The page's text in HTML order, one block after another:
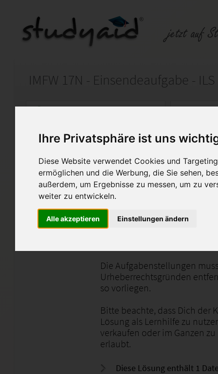
Ihre Privatsphäre ist uns
Diese Website verwendet Cookies und
ermöglichen und die Werbung, die Sie sehen,
außerdem, um Ergebnisse zu messen, um zu
weiter zu entwickeln.
Alle akzeptieren Einstellungen ändern
IMFW 17N - Einsendeaufgabe - ILS
Auf StudyAid.de verkaufen
Startseite Sonstiges
Immobilienbewirtschaftung
Ich biete hier meine
Einsendeaufgabe zum
die von Fernschulen wie ILS
Hierbei ging es um den
Die Aufgabenstellungen
Urheberrechtsgründen
so vorliegen.
Bitte beachte, dass Dich der
Lösung als Lernhilfe zu
verkaufen oder im Ganzen
erlaubt.
Diese Lösung enthält 1